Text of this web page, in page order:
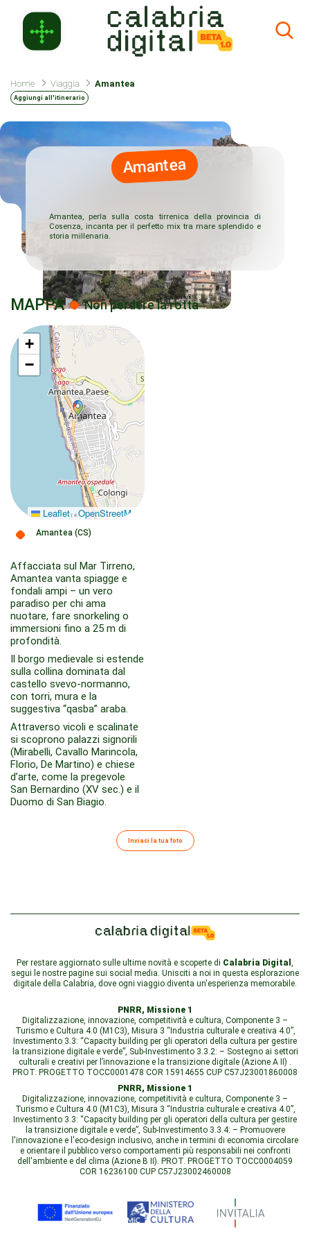
Home Viaggia Amantea
Aggiungi all'itinerario
Amantea
Amantea, perla sulla costa tirrenica della provincia di
Cosenza, incanta per il perfetto mix tra mare splendido e
storia millenaria.
MAPPA Non perdere la rotta
+
−
Leaflet | ©OpenStreetMap
Amantea (CS)
Affacciata sul Mar Tirreno,
Amantea vanta spiagge e
fondali ampi – un vero
paradiso per chi ama
nuotare, fare snorkeling o
immersioni fino a 25 m di
profondità.
Il borgo medievale si estende
sulla collina dominata dal
castello svevo-normanno,
con torri, mura e la
suggestiva “qasba” araba.
Attraverso vicoli e scalinate
si scoprono palazzi signorili
(Mirabelli, Cavallo Marincola,
Florio, De Martino) e chiese
d’arte, come la pregevole
San Bernardino (XV sec.) e il
Duomo di San Biagio.
Inviaci la tua foto
Per restare aggiornato sulle ultime novità e scoperte di Calabria Digital
segui le nostre pagine sui social media. Unisciti a noi in questa esplorazione
digitale della Calabria, dove ogni viaggio diventa un'esperienza memorabile.
PNRR, Missione 1
Digitalizzazione, innovazione, competitività e cultura, Componente 3 –
Turismo e Cultura 4.0 (M1C3), Misura 3 “Industria culturale e creativa 4.0”,
Investimento 3.3: “Capacity building per gli operatori della cultura per gestire
la transizione digitale e verde”, Sub-Investimento 3.3.2: – Sostegno ai settori
culturali e creativi per l’innovazione e la transizione digitale (Azione A II) .
PROT. PROGETTO TOCC0001478 COR 15914655 CUP C57J23001860008
PNRR, Missione 1
Digitalizzazione, innovazione, competitività e cultura, Componente 3 –
Turismo e Cultura 4.0 (M1C3), Misura 3 “Industria culturale e creativa 4.0”,
Investimento 3.3: “Capacity building per gli operatori della cultura per gestire
la transizione digitale e verde”, Sub-Investimento 3.3.4: – Promuovere
l'innovazione e l'eco-design inclusivo, anche in termini di economia circolare
e orientare il pubblico verso comportamenti più responsabili nei confronti
dell'ambiente e del clima (Azione B II). PROT. PROGETTO TOCC0004059
COR 16236100 CUP C57J23002460008